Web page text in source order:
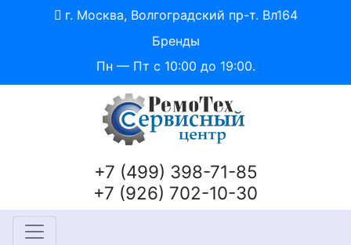
г. Москва, Волгоградский пр-т. Вл164
Бренды
Пн — Пт с 10:00 до 19:00.
+7 (499) 398-71-85
+7 (926) 702-10-30